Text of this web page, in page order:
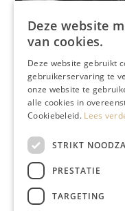
Meer informatie
Xavier Cortenraedt,
telefoon 043-
Deel dit artikel:
Deze website
van cookies.
Deze website gebruikt
gebruikerservaring te
onze website te
alle cookies in
Cookiebeleid. Lees
STRIKT
PRESTATIE
TARGETING